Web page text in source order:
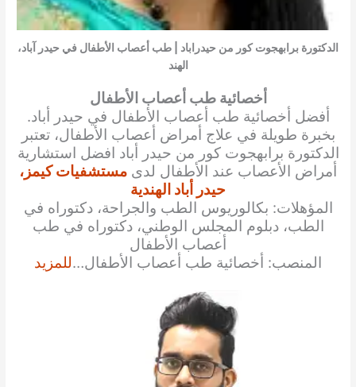
الدكتورة برابهجوت كور من حيدراباد | طب أعصاب الأطفال في حيدر آباد،
الهند
أخصائية طب أعصاب الأطفال
أفضل أخصائية طب أعصاب الأطفال في حيدر أباد.
بخبرة طويلة في علاج أمراض أعصاب الأطفال، تعتبر
الدكتورة برابهجوت كور من حيدر أباد افضل استشارية
أمراض الأعصاب عند الأطفال لدى مستشفيات كيمز،
حيدر أباد الهندية
المؤهلات: بكالوريوس الطب والجراحة، دكتوراه في
الطب، دبلوم المجلس الوطني، دكتوراه في طب
أعصاب الأطفال
المنصب: أخصائية طب أعصاب الأطفال…للمزيد